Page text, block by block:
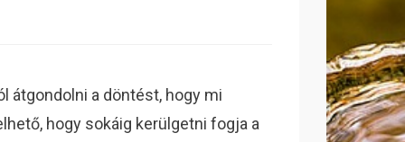
átgondolni a döntést, hogy mi
hogy sokáig kerülgetni fogja a